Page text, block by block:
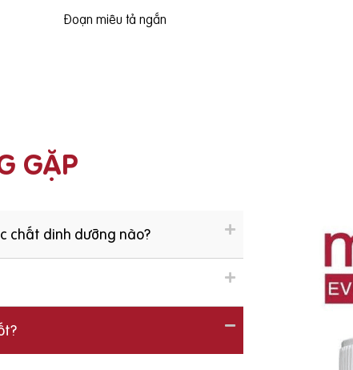
Đoạn miêu tả ngắn
GẶP
chất dinh dưỡng nào?